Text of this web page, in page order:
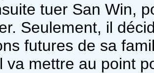
tuer San Win,
Seulement, il
futures de sa
va mettre au point